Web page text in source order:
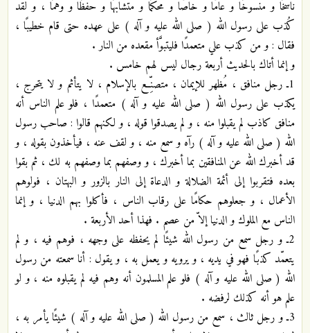
ناسخًا و منسوخًا و عامًّا و خاصًّا و محكمًا و متشابهًا و حفظًا و وهمًا ، و لقد
كُذب على رسول الله ( صلى الله عليه و آله ) على عهده حتى قام خطيبًا ،
فقال : و من كذب علي متعمدًا فليتبوَّأ مقعده من النار .
و إنما أتاك بالحديث أربعة رجال ليس لهم خامس .
1ـ رجل منافق ، مُظهر للإيمان ، متصنِّع بالإسلام ، لا يتأثم و لا يتحرج ،
يكذب على رسول الله ( صلى الله عليه و آله ) متعمدًا ، فلو علم الناس أنه
منافق كاذب لم يقبلوا منه ، و لم يصدقوا قوله ، و لكنهم قالوا : صاحب رسول
الله ( صلى الله عليه و آله ) رآه و سمع منه ، و لقف عنه ، فيأخذون بقوله ، و
قد أخبرك الله عن المنافقين بما أخبرك ، و وصفهم بما وصفهم به لك ، ثم بقوا
بعده فتقربوا إلى أئمة الضلالة و الدعاة إلى النار بالزور و البهتان ، فولوهم
الأعمال ، و جعلوهم حكامًا على رقاب الناس ، فأكلوا بهم الدنيا ، و إنما
الناس مع الملوك و الدنيا إلاّ من عصم . فهذا أحد الأربعة .
2ـ و رجل سمع من رسول الله شيئًا لم يحفظه على وجهه ، فوهم فيه ، و لم
يتعمّد كذبًا فهو في يديه ، و يرويه و يعمل به ، و يقول : أنا سمعته من رسول
الله ( صلى الله عليه و آله ) فلو علم المسلمون أنه وهم فيه لم يقبلوه منه ، و لو
علم هو أنه كذلك لرفضه .
3ـ و رجل ثالث ، سمع من رسول الله ( صلى الله عليه و آله ) شيئًا يأمر به ،